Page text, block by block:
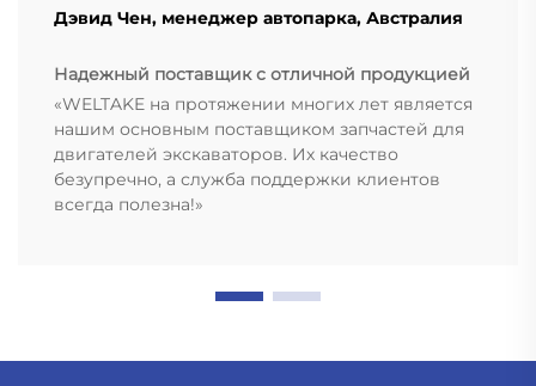
Дэвид Чен, менеджер автопарка, Австралия
Надежный поставщик с отличной продукцией
«WELTAKE на протяжении многих лет является
нашим основным поставщиком запчастей для
двигателей экскаваторов. Их качество
безупречно, а служба поддержки клиентов
всегда полезна!»